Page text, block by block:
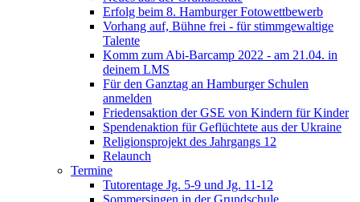
Erfolg beim 8. Hamburger Fotowettbewerb
Vorhang auf, Bühne frei - für stimmgewaltige
Talente
Komm zum Abi-Barcamp 2022 - am 21.04. in
deinem LMS
Für den Ganztag an Hamburger Schulen
anmelden
Friedensaktion der GSE von Kindern für Kinder
Spendenaktion für Geflüchtete aus der Ukraine
Religionsprojekt des Jahrgangs 12
Relaunch
Termine
Tutorentage Jg. 5-9 und Jg. 11-12
Sommersingen in der Grundschule